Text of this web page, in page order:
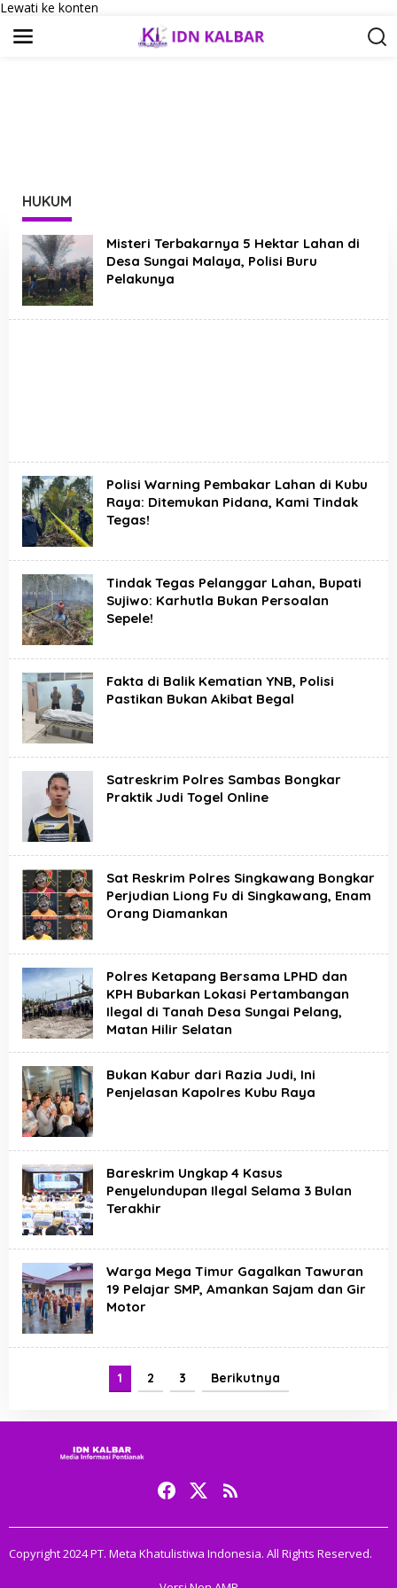
Lewati ke konten
HUKUM
Misteri Terbakarnya 5 Hektar Lahan di
Desa Sungai Malaya, Polisi Buru
Pelakunya
Polisi Warning Pembakar Lahan di Kubu
Raya: Ditemukan Pidana, Kami Tindak
Tegas!
Tindak Tegas Pelanggar Lahan, Bupati
Sujiwo: Karhutla Bukan Persoalan
Sepele!
Fakta di Balik Kematian YNB, Polisi
Pastikan Bukan Akibat Begal
Satreskrim Polres Sambas Bongkar
Praktik Judi Togel Online
Sat Reskrim Polres Singkawang Bongkar
Perjudian Liong Fu di Singkawang, Enam
Orang Diamankan
Polres Ketapang Bersama LPHD dan
KPH Bubarkan Lokasi Pertambangan
Ilegal di Tanah Desa Sungai Pelang,
Matan Hilir Selatan
Bukan Kabur dari Razia Judi, Ini
Penjelasan Kapolres Kubu Raya
Bareskrim Ungkap 4 Kasus
Penyelundupan Ilegal Selama 3 Bulan
Terakhir
Warga Mega Timur Gagalkan Tawuran
19 Pelajar SMP, Amankan Sajam dan Gir
Motor
1 2 3 Berikutnya
Copyright 2024 PT. Meta Khatulistiwa Indonesia. All Rights Reserved.